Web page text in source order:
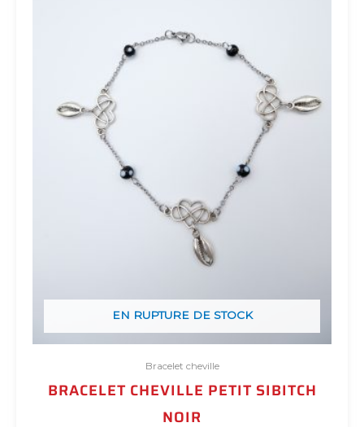
EN RUPTURE DE STOCK
Bracelet cheville
BRACELET CHEVILLE PETIT SIBITCH
NOIR